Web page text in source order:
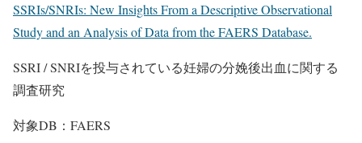
SSRIs/SNRIs: New Insights From a Descriptive Observational
Study and an Analysis of Data from the FAERS Database.
SSRI / SNRIを投与されている妊婦の分娩後出血に関する
調査研究
対象DB：FAERS